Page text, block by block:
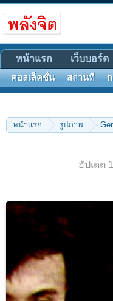
หน้าแรก รูปภาพ
อัปเดต
หน้าแรก เว็บบอร์ด
คอลเล็คชั่น สถานที่